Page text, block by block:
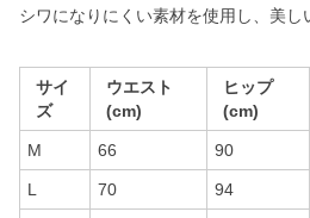
シワになりにくい素材を使用し、美し
サイ
ズ
ウエスト
(cm)
ヒップ
(cm)
M 66 90
L 70 94